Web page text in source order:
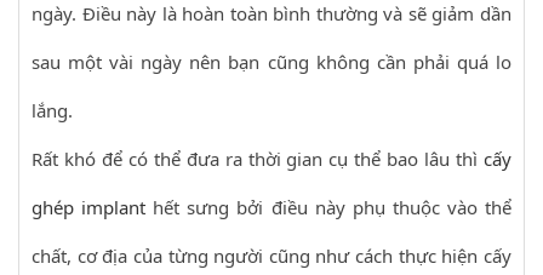
ngày. Điều này là hoàn toàn bình thường và sẽ giảm dần
sau một vài ngày nên bạn cũng không cần phải quá lo
lắng.
Rất khó để có thể đưa ra thời gian cụ thể bao lâu thì cấy
ghép implant hết sưng bởi điều này phụ thuộc vào thể
chất, cơ địa của từng người cũng như cách thực hiện cấy